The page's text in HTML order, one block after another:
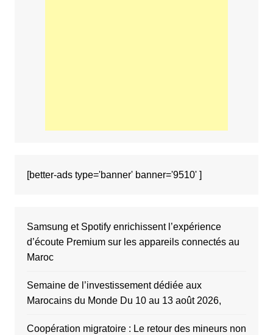
[better-ads type='banner' banner='9510' ]
Samsung et Spotify enrichissent l’expérience
d’écoute Premium sur les appareils connectés au
Maroc
Semaine de l’investissement dédiée aux
Marocains du Monde Du 10 au 13 août 2026,
Coopération migratoire : Le retour des mineurs non